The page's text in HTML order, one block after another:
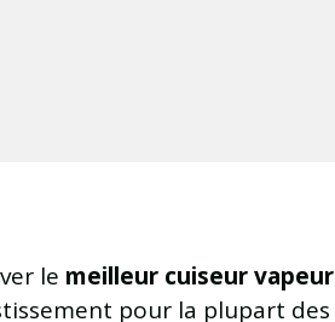
le meilleur cuiseur vapeur
pour la plupart